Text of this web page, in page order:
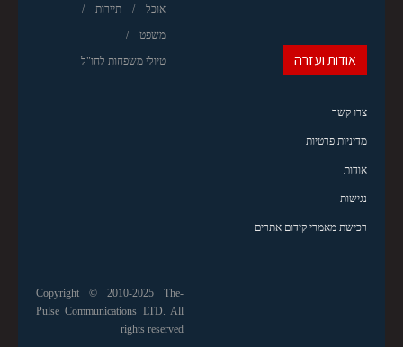
אוכל תיירות
משפט
טיולי משפחות לחו"ל אודות ועזרה
צרו קשר
מדיניות פרטיות
אודות
נגישות
רכישת מאמרי קידום אתרים
Copyright © 2010-2025 The-
Pulse Communications LTD. All
rights reserved